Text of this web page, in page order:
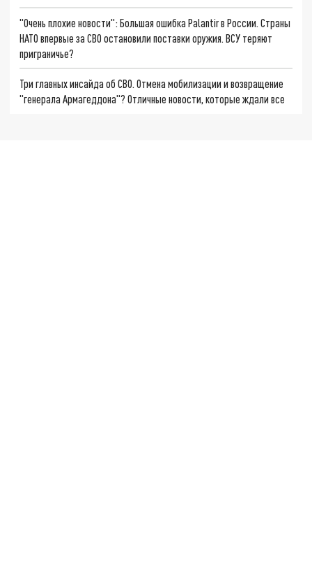
"Очень плохие новости": Большая ошибка Palantir в России. Страны
НАТО впервые за СВО остановили поставки оружия. ВСУ теряют
приграничье?
Три главных инсайда об СВО. Отмена мобилизации и возвращение
"генерала Армагеддона"? Отличные новости, которые ждали все